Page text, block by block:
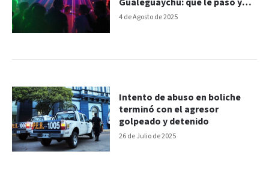
4 de Agosto de 2025
Gualeguaychú: qué le pasó y
otros detalles
26 de Julio de 2025
Intento de abuso en boliche
terminó con el agresor
golpeado y detenido